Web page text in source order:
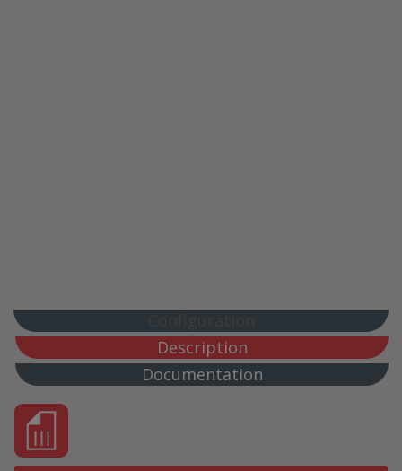
Description
Documentation